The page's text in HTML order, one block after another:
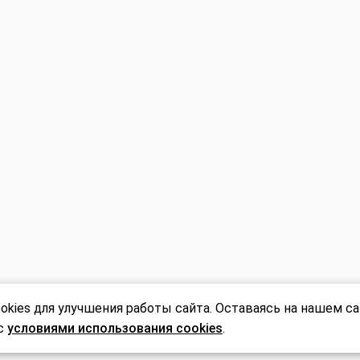
cookie
для улучшения работы сайта. Оставаясь на нашем
условиями использования cookies.